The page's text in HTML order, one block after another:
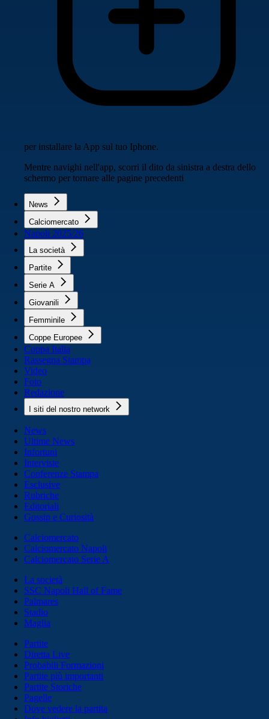
per installare la App sul tuo Iphone.
Mentre navighi nell'app, scorri il dito da sinistra a destra dello
schermo per tornare alle pagine precedenti
News
Calciomercato
Napoli 2025/26
La società
Partite
Serie A
Giovanili
Femminile
Coppe Europee
Coppa Italia
Rassegna Stampa
Video
Foto
Redazione
I siti del nostro network
News
Ultime News
Infortuni
Interviste
Conferenze Stampa
Esclusive
Rubriche
Editoriali
Gossip e Curiosità
Calciomercato
Calciomercato Napoli
Calciomercato Serie A
La società
SSC Napoli Hall of Fame
Palmares
Stadio
Maglia
Partite
Diretta Live
Probabili Formazioni
Partite più importanti
Partite Storiche
Pagelle
Dove vedere la partita